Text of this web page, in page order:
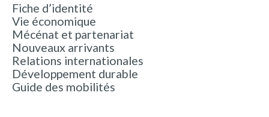
Fiche d’identité
Vie économique
Mécénat et partenariat
Nouveaux arrivants
Relations internationales
Développement durable
Guide des mobilités